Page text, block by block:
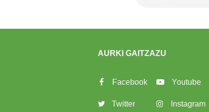
AURKI GAITZAZU
Facebook
Twitter
Youtube
Instagram